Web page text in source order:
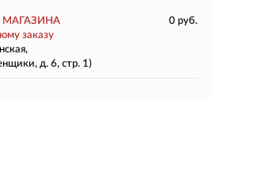
0 руб.
заказу
д. 6, стр. 1)